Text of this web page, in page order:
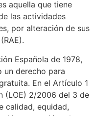
aquella que tiene
las actividades
por alteración de sus
Española de 1978,
un derecho para
En el Artículo 1
(LOE) 2/2006 del 3 de
calidad, equidad,